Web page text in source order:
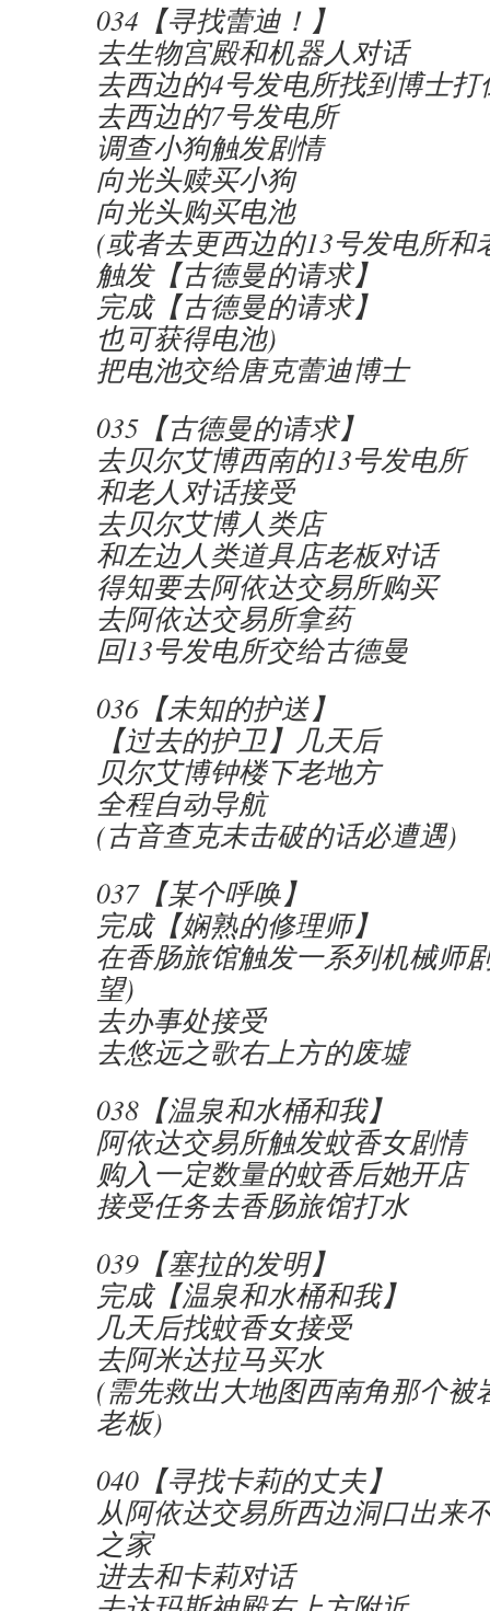
034【寻找蕾迪！】
去生物宫殿和机器人对话
去西边的4号发电所找到博士
去西边的7号发电所
调查小狗触发剧情
向光头赎买小狗
向光头购买电池
(或者去更西边的13号发电所和
触发【古德曼的请求】
完成【古德曼的请求】
也可获得电池)
把电池交给唐克蕾迪博士
035【古德曼的请求】
去贝尔艾博西南的13号发电所
和老人对话接受
去贝尔艾博人类店
和左边人类道具店老板对话
得知要去阿依达交易所购买
去阿依达交易所拿药
回13号发电所交给古德曼
036【未知的护送】
【过去的护卫】几天后
贝尔艾博钟楼下老地方
全程自动导航
(古音查克未击破的话必遭遇)
037【某个呼唤】
完成【娴熟的修理师】
在香肠旅馆触发一系列机械师
望)
去办事处接受
去悠远之歌右上方的废墟
038【温泉和水桶和我】
阿依达交易所触发蚊香女剧情
购入一定数量的蚊香后她开店
接受任务去香肠旅馆打水
039【塞拉的发明】
完成【温泉和水桶和我】
几天后找蚊香女接受
去阿米达拉马买水
(需先救出大地图西南角那个被
老板)
040【寻找卡莉的丈夫】
从阿依达交易所西边洞口出来
之家
进去和卡莉对话